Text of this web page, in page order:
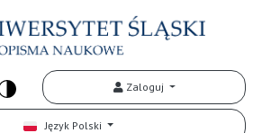
Zaloguj
Język Polski